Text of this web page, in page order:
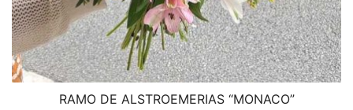
RAMO DE ALSTROEMERIAS “MONACO”